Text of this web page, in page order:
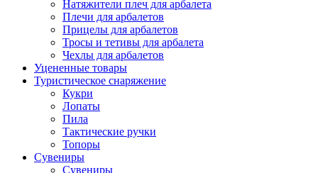
Натяжители плеч для арбалета
Плечи для арбалетов
Прицелы для арбалетов
Тросы и тетивы для арбалета
Чехлы для арбалетов
Уцененные товары
Туристическое снаряжение
Кукри
Лопаты
Пила
Тактические ручки
Топоры
Сувениры
Сувениры